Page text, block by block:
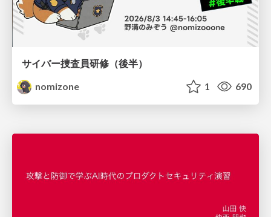
サイバー捜査員研修（後半）
nomizone
1 690